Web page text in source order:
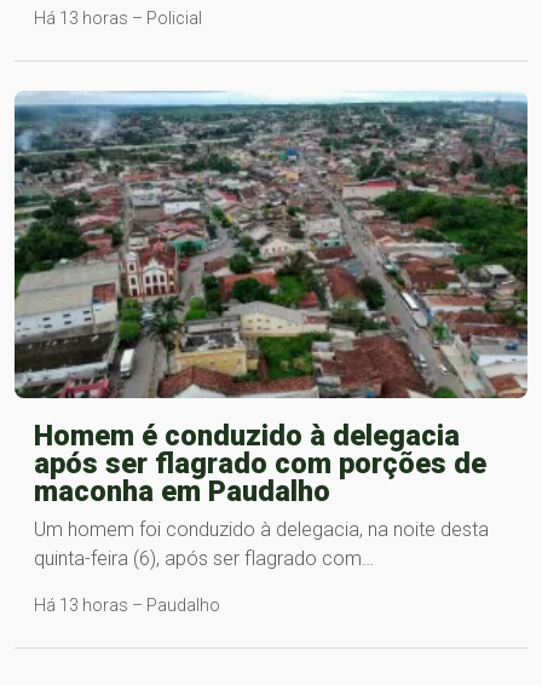
Há 13 horas – Policial
Homem é conduzido à delegacia
após ser flagrado com porções de
maconha em Paudalho
Um homem foi conduzido à delegacia, na noite desta
quinta-feira (6), após ser flagrado com…
Há 13 horas – Paudalho